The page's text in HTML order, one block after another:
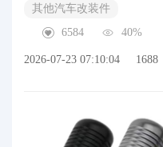
其他汽车改装件
6584
40%
2026-07-23 07:10:04 1688